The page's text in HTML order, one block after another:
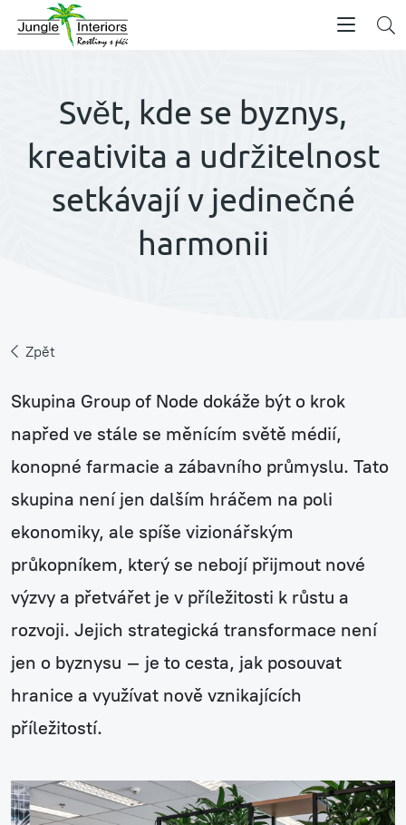
Svět, kde se byznys,
kreativita a udržitelnost
setkávají v jedinečné
harmonii
Zpět
Skupina Group of Node dokáže být o krok
napřed ve stále se měnícím světě médií,
konopné farmacie a zábavního průmyslu. Tato
skupina není jen dalším hráčem na poli
ekonomiky, ale spíše vizionářským
průkopníkem, který se nebojí přijmout nové
výzvy a přetvářet je v příležitosti k růstu a
rozvoji. Jejich strategická transformace není
jen o byznysu – je to cesta, jak posouvat
hranice a využívat nově vznikajících
příležitostí.